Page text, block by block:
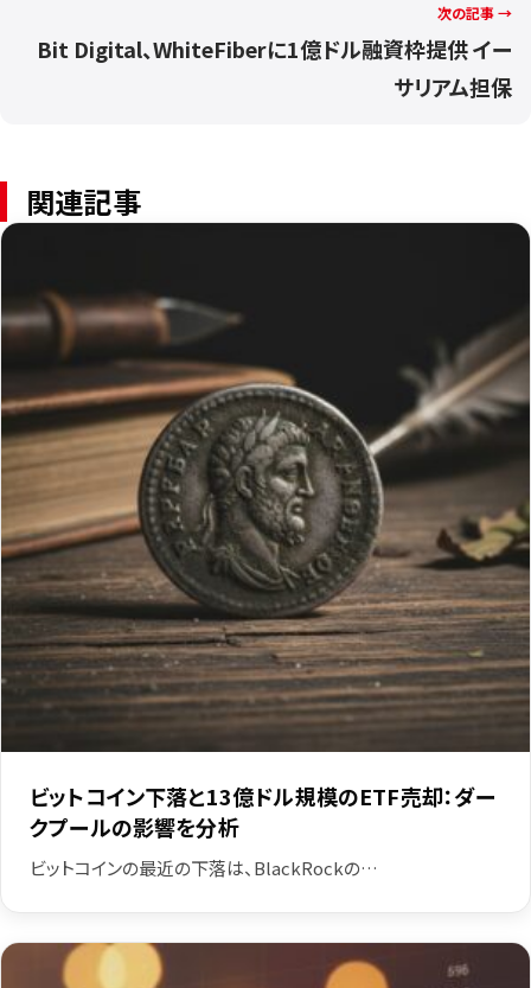
次の記事 →
Bit Digital、WhiteFiberに1億ドル融資枠提供 イー
サリアム担保
関連記事
ビットコイン下落と13億ドル規模のETF売却：ダー
クプールの影響を分析
ビットコインの最近の下落は、BlackRockの…